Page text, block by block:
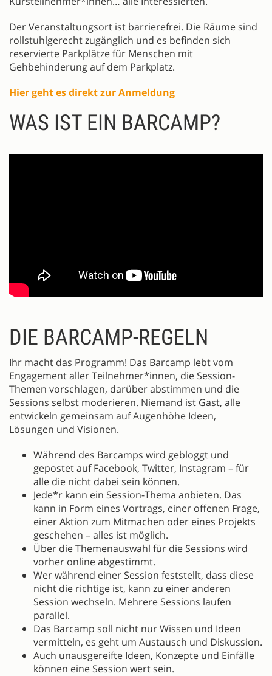
Der Veranstaltungsort ist barrierefrei. Die Räume sind
rollstuhlgerecht zugänglich und es befinden sich
reservierte Parkplätze für Menschen mit
Gehbehinderung auf dem Parkplatz.
Hier geht es direkt zur Anmeldung
WAS IST EIN BARCAMP?
DIE BARCAMP-REGELN
Ihr macht das Programm! Das Barcamp lebt vom
Engagement aller Teilnehmer*innen, die Session-
Themen vorschlagen, darüber abstimmen und die
Sessions selbst moderieren. Niemand ist Gast, alle
entwickeln gemeinsam auf Augenhöhe Ideen,
Lösungen und Visionen.
Während des Barcamps wird gebloggt und
gepostet auf Facebook, Twitter, Instagram – für
alle die nicht dabei sein können.
Jede*r kann ein Session-Thema anbieten. Das
kann in Form eines Vortrags, einer offenen Frage,
einer Aktion zum Mitmachen oder eines Projekts
geschehen – alles ist möglich.
Über die Themenauswahl für die Sessions wird
vorher online abgestimmt.
Wer während einer Session feststellt, dass diese
nicht die richtige ist, kann zu einer anderen
Session wechseln. Mehrere Sessions laufen
parallel.
Das Barcamp soll nicht nur Wissen und Ideen
vermitteln, es geht um Austausch und Diskussion.
Auch unausgereifte Ideen, Konzepte und Einfälle
können eine Session wert sein.